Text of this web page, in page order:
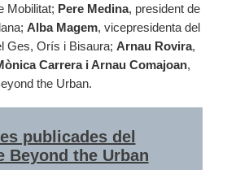
Mobilitat; Pere Medina, president de
Alba Magem, vicepresidenta del
Ges, Orís i Bisaura; Arnau Rovira,
Carrera i Arnau Comajoan,
the Urban.
publicades del
Beyond the Urban